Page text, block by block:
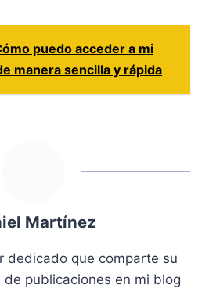
puedo acceder a mi
manera sencilla y rápida
Martínez
dedicado que comparte su
publicaciones en mi blog